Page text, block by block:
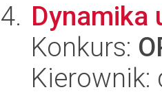
Dynamika
Konkurs:
Kierownik: